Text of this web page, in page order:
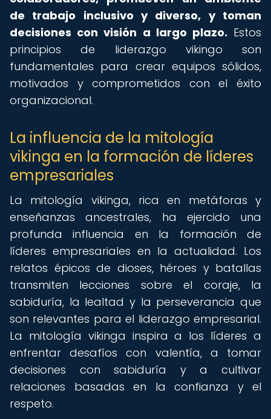
de trabajo inclusivo y diverso, y toman
decisiones con visión a largo plazo. Estos
principios de liderazgo vikingo son
fundamentales para crear equipos sólidos,
motivados y comprometidos con el éxito
organizacional.
La influencia de la mitología
vikinga en la formación de líderes
empresariales
La mitología vikinga, rica en metáforas y
enseñanzas ancestrales, ha ejercido una
profunda influencia en la formación de
líderes empresariales en la actualidad. Los
relatos épicos de dioses, héroes y batallas
transmiten lecciones sobre el coraje, la
sabiduría, la lealtad y la perseverancia que
son relevantes para el liderazgo empresarial.
La mitología vikinga inspira a los líderes a
enfrentar desafíos con valentía, a tomar
decisiones con sabiduría y a cultivar
relaciones basadas en la confianza y el
respeto.